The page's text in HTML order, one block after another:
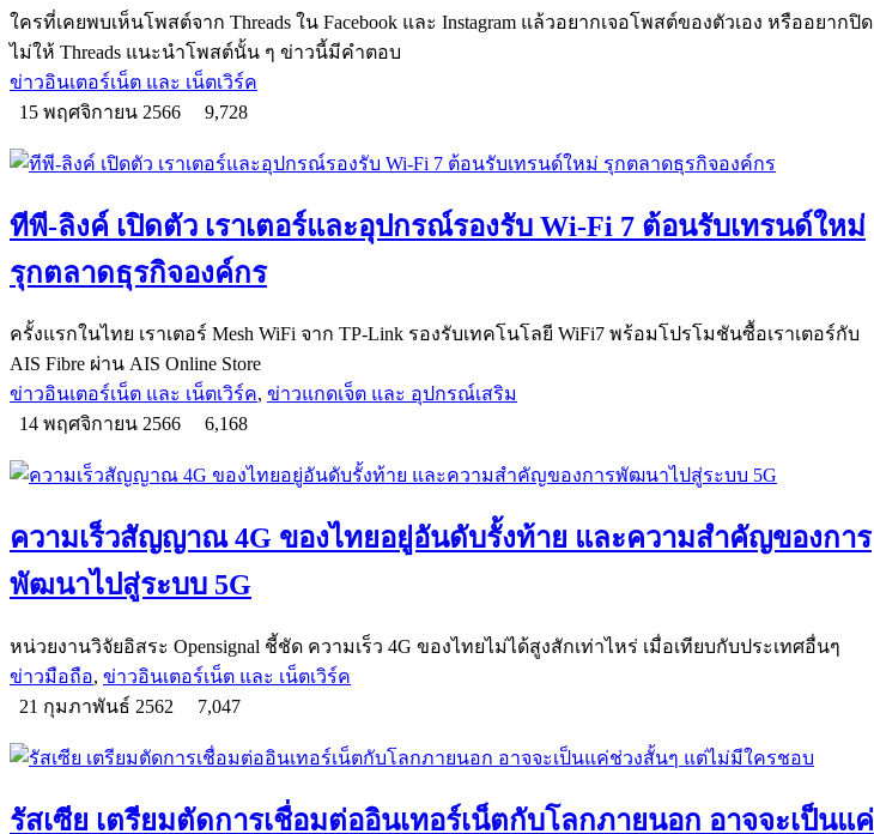
ใครที่เคยพบเห็นโพสต์จาก Threads ใน Facebook และ Instagram แล้วอยากเจอโพสต์ของตัวเอง หรืออยากปิด
ไม่ให้ Threads แนะนำโพสต์นั้น ๆ ข่าวนี้มีคำตอบ
ข่าวอินเตอร์เน็ต และ เน็ตเวิร์ค
15 พฤศจิกายน 2566
9,728
ทีพี-ลิงค์ เปิดตัว เราเตอร์และอุปกรณ์รองรับ Wi-Fi 7 ต้อนรับเทรนด์ใหม่
รุกตลาดธุรกิจองค์กร
ครั้งแรกในไทย เราเตอร์ Mesh WiFi จาก TP-Link รองรับเทคโนโลยี WiFi7 พร้อมโปรโมชันซื้อเราเตอร์กับ
AIS Fibre ผ่าน AIS Online Store
ข่าวอินเตอร์เน็ต และ เน็ตเวิร์ค, ข่าวแกดเจ็ต และ อุปกรณ์เสริม
14 พฤศจิกายน 2566
6,168
ความเร็วสัญญาณ 4G ของไทยอยู่อันดับรั้งท้าย และความสำคัญของการ
พัฒนาไปสู่ระบบ 5G
หน่วยงานวิจัยอิสระ Opensignal ชี้ชัด ความเร็ว 4G ของไทยไม่ได้สูงสักเท่าไหร่ เมื่อเทียบกับประเทศอื่นๆ
ข่าวมือถือ, ข่าวอินเตอร์เน็ต และ เน็ตเวิร์ค
21 กุมภาพันธ์ 2562
7,047
รัสเซีย เตรียมตัดการเชื่อมต่ออินเทอร์เน็ตกับโลกภายนอก อาจจะเป็นแค่